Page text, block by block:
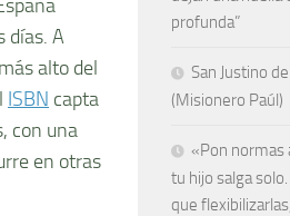
días. A
alto del
ISBN capta
con una
en otras
profunda”
San Justino
(Misionero Paúl)
«Pon normas
tu hijo salga
que